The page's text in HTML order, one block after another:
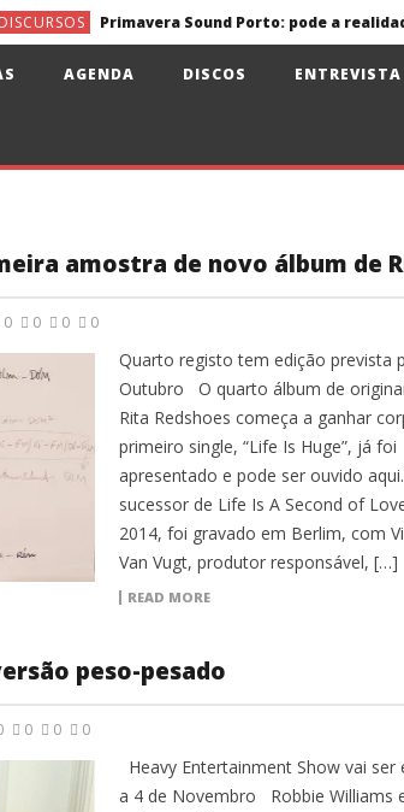
DISCURSOS
Pixies de volta aos álbuns
AGENDA DISCOS ENTREVISTA
amostra de novo álbum de
0 0 0 0
Quarto registo tem edição prevista
Outubro O quarto álbum de
Rita Redshoes começa a ganhar
primeiro single, “Life Is Huge”, já foi
apresentado e pode ser ouvido
sucessor de Life Is A Second of
2014, foi gravado em Berlim, com
Van Vugt, produtor responsável, […]
READ MORE
peso-pesado
0 0 0
Heavy Entertainment Show vai ser
a 4 de Novembro Robbie Williams